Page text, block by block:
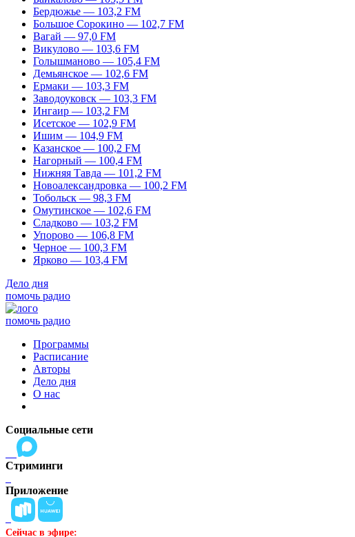
Бердюжье — 103,2 FM
Большое Сорокино — 102,7 FM
Вагай — 97,0 FM
Викулово — 103,6 FM
Голышманово — 105,4 FM
Демьянское — 102,6 FM
Ермаки — 103,3 FM
Заводоуковск — 103,3 FM
Ингаир — 103,2 FM
Исетское — 102,9 FM
Ишим — 104,9 FM
Казанское — 100,2 FM
Нагорный — 100,4 FM
Нижняя Тавда — 101,2 FM
Новоалександровка — 100,2 FM
Тобольск — 98,3 FM
Омутинское — 102,6 FM
Сладково — 103,2 FM
Упорово — 106,8 FM
Черное — 100,3 FM
Ярково — 103,4 FM
Дело дня
помочь радио
помочь радио
Программы
Расписание
Авторы
Дело дня
О нас
Социальные сети
Стриминги
Приложение
Сейчас в эфире: